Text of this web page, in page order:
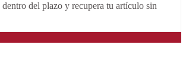
del plazo y recupera tu artículo sin